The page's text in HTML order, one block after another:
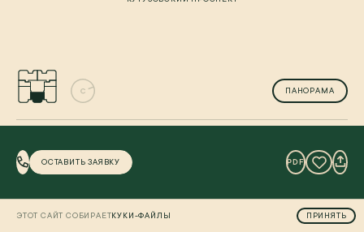
ПАНОРАМА
ГАРДЕРОБНАЯ
ОСТАВИТЬ ЗАЯВКУ PDF
ЭТОТ САЙТ СОБИРАЕТКУКИ-ФАЙЛЫ ПРИНЯТЬ